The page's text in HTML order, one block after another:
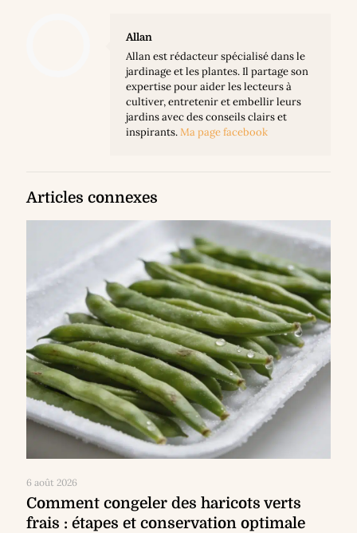
Allan
Allan est rédacteur spécialisé dans le
jardinage et les plantes. Il partage son
expertise pour aider les lecteurs à
cultiver, entretenir et embellir leurs
jardins avec des conseils clairs et
inspirants.Ma page facebook
Articles connexes
6 août 2026
Comment congeler des haricots verts
frais : étapes et conservation optimale